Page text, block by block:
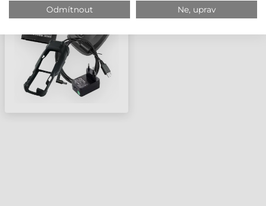
Odmítnout Ne, uprav